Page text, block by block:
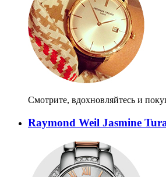
Смотрите, вдохновляйтесь и
Raymond Weil Jasmine